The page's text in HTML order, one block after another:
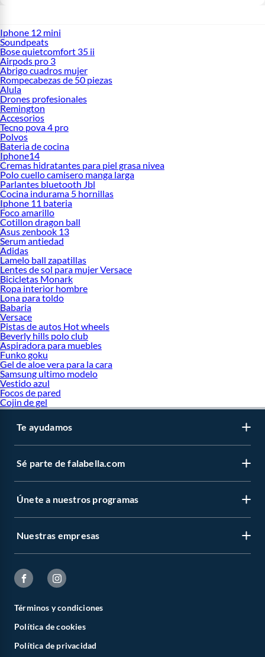
Iphone 12 mini
Soundpeats
Bose quietcomfort 35 ii
Airpods pro 3
Abrigo cuadros mujer
Rompecabezas de 50 piezas
Alula
Drones profesionales
Remington
Accesorios
Tecno pova 4 pro
Polvos
Bateria de cocina
Iphone14
Cremas hidratantes para piel grasa nivea
Polo cuello camisero manga larga
Parlantes bluetooth Jbl
Cocina indurama 5 hornillas
Iphone 11 bateria
Foco amarillo
Cotillon dragon ball
Asus zenbook 13
Serum antiedad
Adidas
Lamelo ball zapatillas
Lentes de sol para mujer Versace
Bicicletas Monark
Ropa interior hombre
Lona para toldo
Babaria
Versace
Pistas de autos Hot wheels
Beverly hills polo club
Aspiradora para muebles
Funko goku
Gel de aloe vera para la cara
Samsung ultimo modelo
Vestido azul
Focos de pared
Cojin de gel
Te ayudamos
Sé parte de falabella.com
Únete a nuestros programas
Nuestras empresas
Términos y condiciones
Política de cookies
Política de privacidad